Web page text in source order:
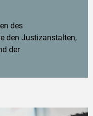
des
den Justizanstalten,
der